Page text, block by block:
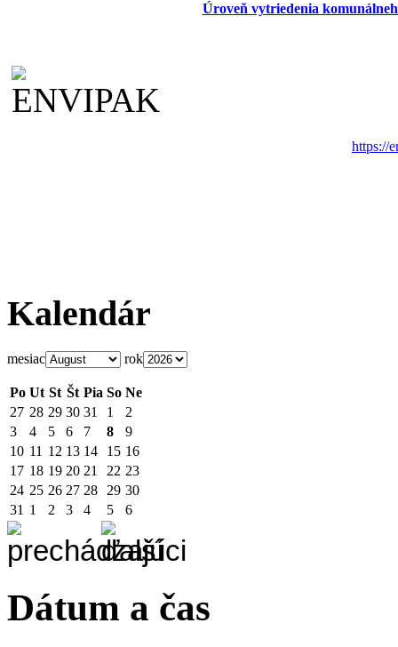
Úroveň vytriedenia
https://
Kalendár
mesiac rok
Po Ut St Št Pia So Ne
27 28 29 30 31 1
2
3
4 5 6 7 8
9
10 11 12 13 14 15 16
17 18 19 20 21 22 23
24 25 26 27 28 29 30
31 1 2 3 4 5 6
Dátum a čas